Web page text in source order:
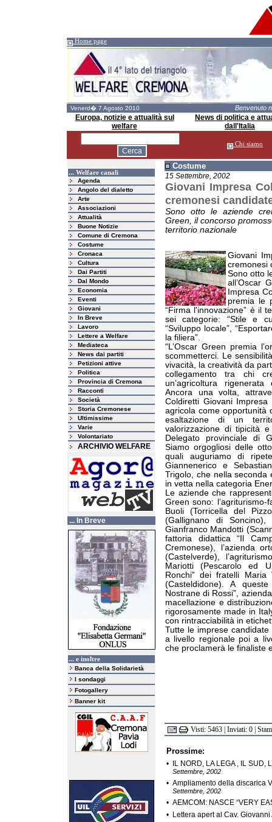
Home page
Venerd� 7 Agosto 2010 Benvenuto
Europa, notizie e attualità sul
welfare
News di politica e
dall'Italia
Chi siamo
... Welfare canali
Agenda
Angolo del dialetto
Arte
Associazioni
Attualità
Buone Notizie
Comune di Cremona
Costume
Cronaca
Cultura
Dai Partiti
Dal Mondo
Economia
Eventi
Giovani
In Breve
Lavoro
Lettere a Welfare
Mediateca
News dai partiti
Petizioni attive
Politica
Provincia di Cremona
Racconti
Società
Storia Cremonese
Ultimissime
Varie
Volontariato
ARCHIVIO WELFARE
... In Breve
... e inoltre
Banca della Solidarietà
I sondaggi
Fotogallery
Banner kit
Costume
15 Settembre, 2002
Giovani Impresa
cremonesi
Sono otto le aziende
Green, il concorso
territorio nazionale
Giovani
cremonesi
Sono otto
all’Oscar
Impresa
premia le
“Firma l'innovazione” è il
sei categorie: “Stile e
“Sviluppo locale”,
la filiera”.
“L’Oscar Green premia
scommetterci. Le
vivacità, la creatività da
collegamento tra chi
un’agricoltura
Ancora una volta,
Coldiretti Giovani Impresa
agricola come opportunità
esaltazione di un
valorizzazione di tipicità
Delegato provinciale di
Siamo orgogliosi delle
quali auguriamo di
Giannenerico e
Trigolo, che nella seconda
in vetta nella categoria
Le aziende che
Green sono: l’agriturismo-
Buoli (Torricella del
(Gallignano di
Gianfranco Mandotti
fattoria didattica “Il
Cremonese), l’azienda
(Castelverde),
Mariotti (Pescarolo ed
Ronchi” dei fratelli
(Casteldidone). A
Nostrane di Rossi”,
macellazione e
rigorosamente made in
con rintracciabilità in
Tutte le imprese candidate
a livello regionale poi a
che proclamerà le finaliste
Visti: 5463 | Inviati: 0 |
Prossime:
• IL NORD, LA LEGA , IL SUD,
Settembre, 2002
• Ampliamento della discarica
Settembre, 2002
• AEMCOM: NASCE “VERY
• Lettera apert al Cav.